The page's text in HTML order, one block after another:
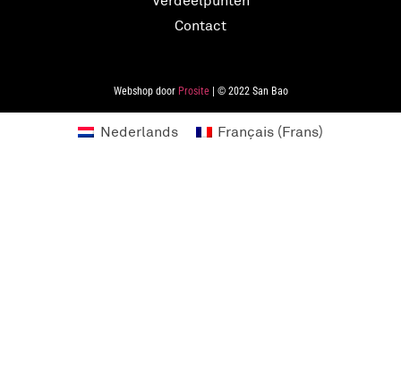
Contact
Webshop door Prosite| © 2022 San Bao
Nederlands Français(Frans)